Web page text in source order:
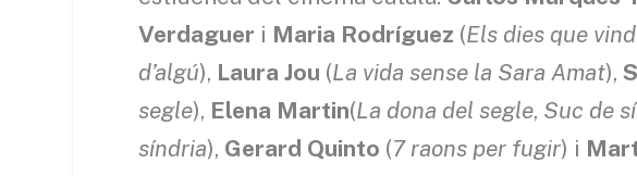
Verdaguer i Maria Rodríguez (Els dies que
d’algú), Laura Jou (La vida sense la Sara Amat),
segle), Elena Martin(La dona del segle, Suc de
síndria), Gerard Quinto (7 raons per fugir) i